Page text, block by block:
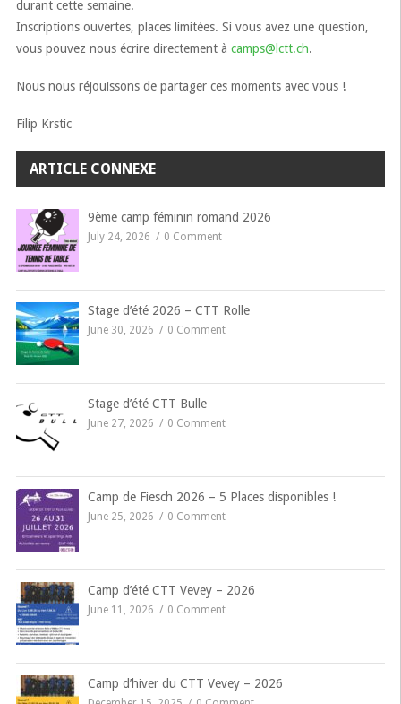
durant cette semaine.
Inscriptions ouvertes, places limitées. Si vous avez une question,
vous pouvez nous écrire directement à camps@lctt.ch.
Nous nous réjouissons de partager ces moments avec vous !
Filip Krstic
ARTICLE CONNEXE
9ème camp féminin romand 2026
July 24, 2026 0 Comment
Stage d’été 2026 – CTT Rolle
June 30, 2026 0 Comment
Stage d’été CTT Bulle
June 27, 2026 0 Comment
Camp de Fiesch 2026 – 5 Places disponibles !
June 25, 2026 0 Comment
Camp d’été CTT Vevey – 2026
June 11, 2026 0 Comment
Camp d’hiver du CTT Vevey – 2026